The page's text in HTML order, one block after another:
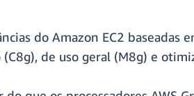
do Amazon EC2 baseadas
de uso geral (M8g) e